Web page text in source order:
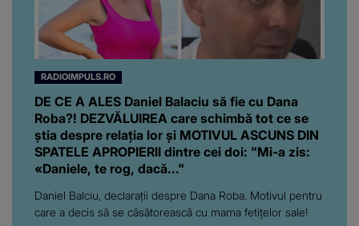
RADIOIMPULS.RO
DE CE A ALES Daniel Balaciu să fie cu Dana
Roba?! DEZVĂLUIREA care schimbă tot ce se
știa despre relația lor și MOTIVUL ASCUNS DIN
SPATELE APROPIERII dintre cei doi: "Mi-a zis:
«Daniele, te rog, dacă..."
Daniel Balciu, declarații despre Dana Roba. Motivul pentru
care a decis să se căsătorească cu mama fetițelor sale!